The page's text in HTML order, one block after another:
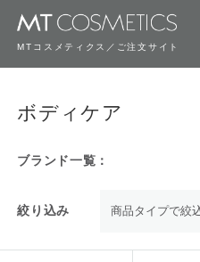
MTコスメティクス／ご注文サイト
ボディケア
ブランド一覧：
絞り込み